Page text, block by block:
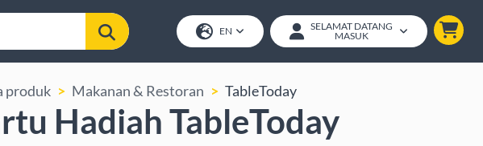
EN
SELAMAT DATANG
MASUK
produk Makanan & Restoran TableToday
Hadiah TableToday